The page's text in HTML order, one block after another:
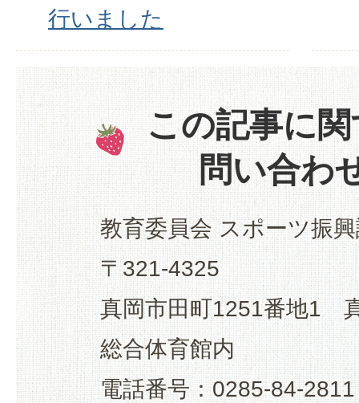
行いました
この記事に
問い合わ
教育委員会 スポーツ振
〒321-4325
真岡市田町1251番地1
総合体育館内
電話番号：0285-84-2811